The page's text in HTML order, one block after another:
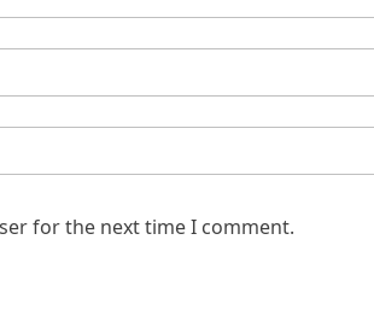
for the next time I comment.